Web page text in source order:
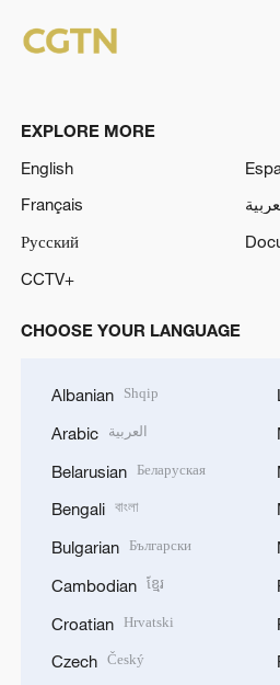
EXPLORE MORE
English
Français
Русский
CCTV+
CHOOSE YOUR LANGUAGE
Albanian Shqip
Arabic العربية
Belarusian Беларуская
Bengali বাংলা
Bulgarian Български
Cambodian ខ្មែរ
Croatian Hrvatski
Czech Český